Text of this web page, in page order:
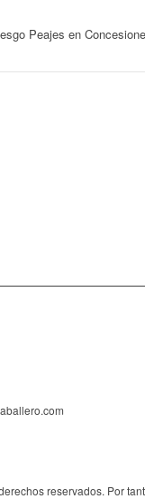
Peajes en
reservados. Por